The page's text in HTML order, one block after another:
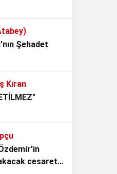
Kilidi, Kuzey
ki Devlet
Türk
Kaybediyor?
Şehadet
Kıran
cesaret